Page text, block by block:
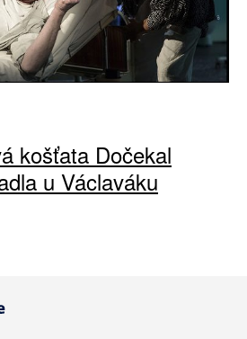
košťata Dočekal
u Václaváku